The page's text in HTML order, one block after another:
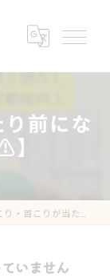
り前にな
こりが当たり前になっていませんか？⚠️】
いません